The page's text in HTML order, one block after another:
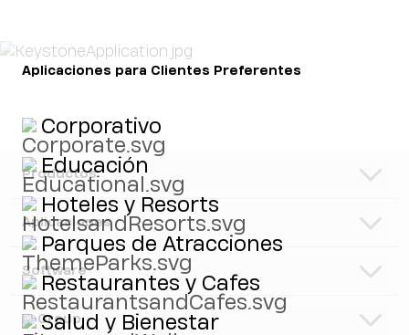
Aplicaciones para Clientes Preferentes
Corporativo
Educación
Hoteles y Resorts
Parques de Atracciones
Restaurantes y Cafes
Salud y Bienestar
Productos
Altavoces
Subwoofers
Sistemas
Monitores de piso
Aplicaciones
Hospitalidad y Ocio
Corporativo, Educación y Gobierno
Recintos
Software
K-Framework3
K-Group